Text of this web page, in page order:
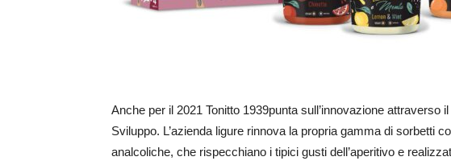
Anche per il 2021 Tonitto 1939punta sull’innovazione attraverso
Sviluppo. L’azienda ligure rinnova la propria gamma di sorbetti
analcoliche, che rispecchiano i tipici gusti dell’aperitivo e